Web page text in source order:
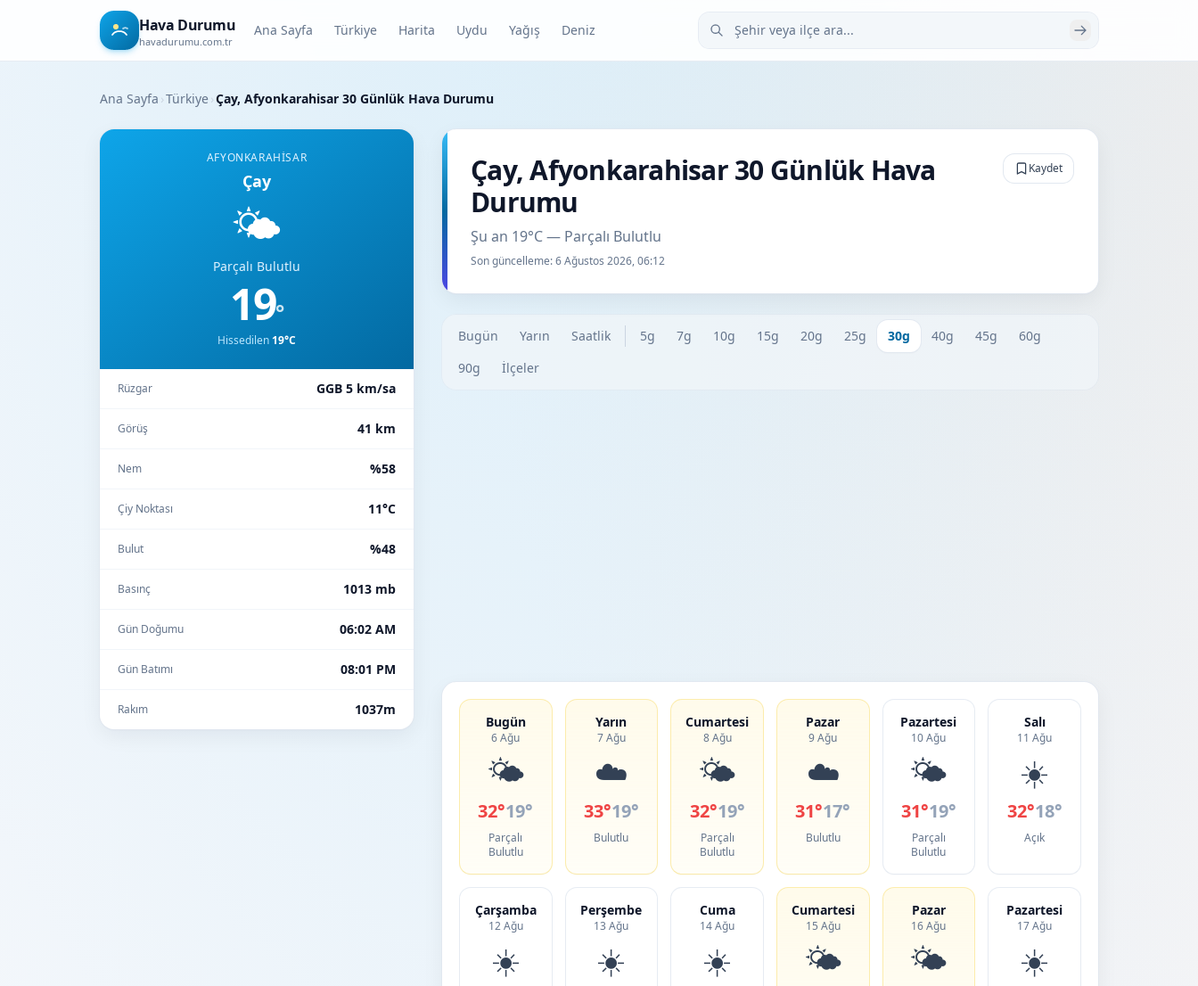
Hava Durumu
havadurumu.com.tr
Ana Sayfa Türkiye Harita Uydu Yağış Deniz Şehir veya ilçe ara
Ana Sayfa ›Türkiye›Çay, Afyonkarahisar 30 Günlük Hava Durumu
AFYONKARAHISAR
Çay
🌤️
Parçalı Bulutlu
19°
Hissedilen 19°C
Rüzgar GGB 5 km/sa
Görüş 41 km
Nem %58
Çiy Noktası 11°C
Bulut %48
Basınç 1013 mb
Gün Doğumu 06:02 AM
Gün Batımı 08:01 PM
Rakım 1037m
Çay, Afyonkarahisar 30 Günlük Hava
Durumu
Şu an 19°C — Parçalı Bulutlu
Son güncelleme:6 Ağustos 2026, 06:12
Kaydet
Bugün Yarın Saatlik 5g 7g 10g 15g 20g 25g 30g 40g 45g
60g
90g
İlçeler
Bugün
6 Ağu
🌤️
32°19°
Parçalı
Bulutlu
Yarın
7 Ağu
☁️
33°19°
Bulutlu
Cumartesi
8 Ağu
🌤️
32°19°
Parçalı
Bulutlu
Pazar
9 Ağu
☁️
31°17°
Bulutlu
Pazartesi
10 Ağu
🌤️
31°19°
Parçalı
Bulutlu
Salı
11 Ağu
☀️
32°18°
Açık
Çarşamba
12 Ağu
☀️
Perşembe
13 Ağu
☀️
Cuma
14 Ağu
☀️
Cumartesi
15 Ağu
🌤️
Pazar
16 Ağu
🌤️
Pazartesi
17 Ağu
☀️